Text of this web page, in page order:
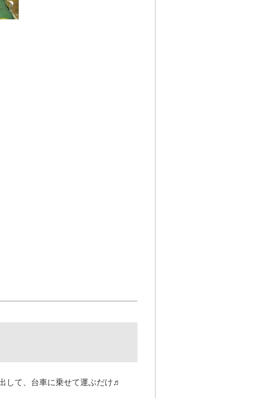
して、台車に乗せて運ぶだけ♬